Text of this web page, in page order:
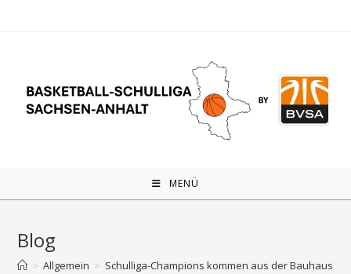
MENÜ
Blog
> Allgemein > Schulliga-Champions kommen aus der